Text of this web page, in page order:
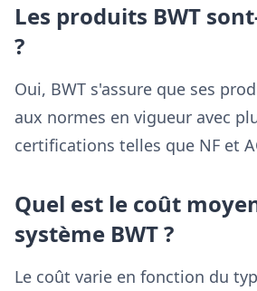
Les produits BWT
?
Oui, BWT s'assure que ses
aux normes en vigueur avec
certifications telles que NF et
Quel est le coût
système BWT ?
Le coût varie en fonction du